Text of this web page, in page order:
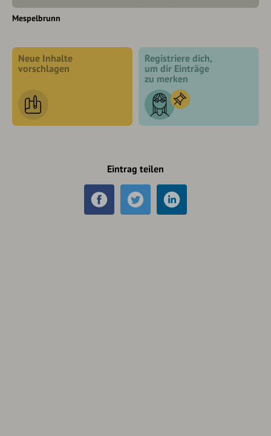
Mespelbrunn
Neue Inhalte
vorschlagen
Registriere dich,
um dir Einträge
zu merken
Eintrag teilen